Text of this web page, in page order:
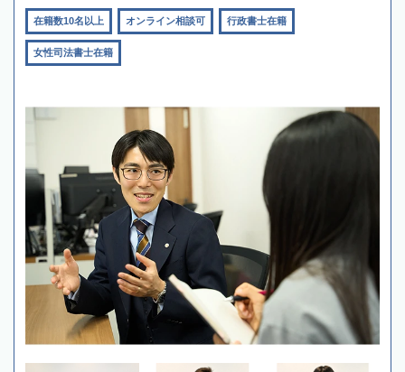
在籍数10名以上 オンライン相談可 行政書士在籍
女性司法書士在籍